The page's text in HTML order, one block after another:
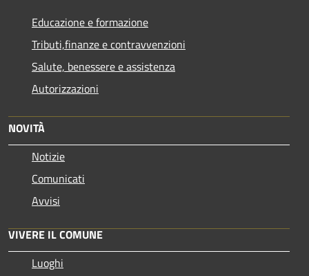
Educazione e formazione
Tributi,finanze e contravvenzioni
Salute, benessere e assistenza
Autorizzazioni
NOVITÀ
Notizie
Comunicati
Avvisi
VIVERE IL COMUNE
Luoghi